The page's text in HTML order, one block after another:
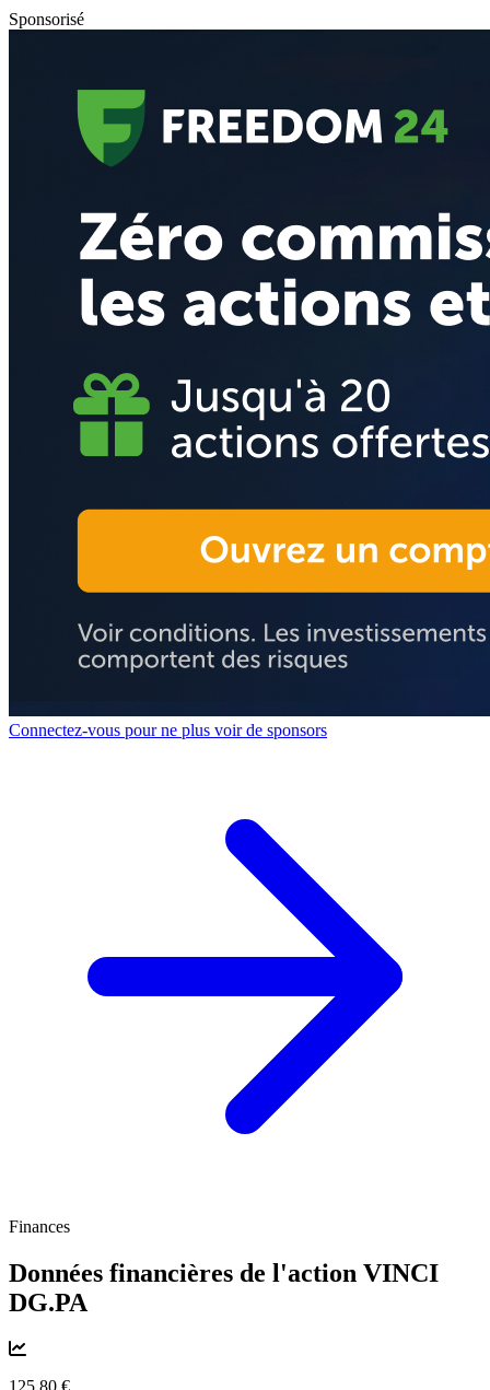
Sponsorisé
Connectez-vous pour ne plus voir de sponsors
Finances
Données financières de l'action VINCI
DG.PA
125,80 €